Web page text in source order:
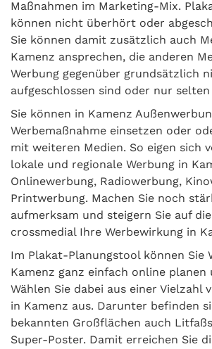
Maßnahmen im Marketing-Mix.
können nicht überhört oder
Sie können damit zusätzlich auch
Kamenz ansprechen, die anderen
Werbung gegenüber grundsätzlich
aufgeschlossen sind oder nur
Sie können in Kamenz
Werbemaßnahme einsetzen oder
mit weiteren Medien. So eigen sich
lokale und regionale Werbung in
Onlinewerbung, Radiowerbung,
Printwerbung. Machen Sie noch
aufmerksam und steigern Sie auf
crossmedial Ihre Werbewirkung in
Im Plakat-Planungstool können Sie
Kamenz ganz einfach online planen
Wählen Sie dabei aus einer Vielzahl
in Kamenz aus. Darunter befinden
bekannten Großflächen auch
Super-Poster. Damit erreichen Sie